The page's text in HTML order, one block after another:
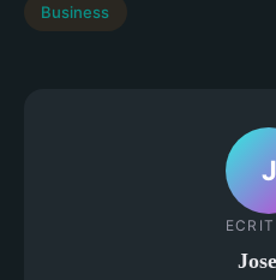
Business
J